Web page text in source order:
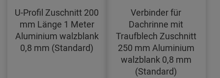
U-Profil Zuschnitt 200
mm Länge 1 Meter
Aluminium walzblank
0,8 mm (Standard)
Verbinder für
Dachrinne mit
Traufblech Zuschnitt
250 mm Aluminium
walzblank 0,8 mm
(Standard)